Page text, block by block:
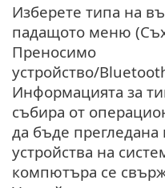
Изберете типа на
падащото меню
Преносимо
устройство/
Информацията за
събира от
да бъде прегледана
устройства на
компютъра се